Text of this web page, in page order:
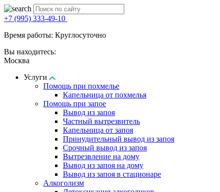
+7 (995) 333-49-10
Время работы: Круглосуточно
Вы находитесь:
Москва
Услуги
Помощь при похмелье
Капельница от похмелья
Помощь при запое
Вывод из запоя
Частный вытрезвитель
Капельница от запоя
Принудительный вывод из запоя
Срочный вывод из запоя
Вытрезвление на дому
Вывод из запоя на дому
Вывод из запоя в стационаре
Алкоголизм